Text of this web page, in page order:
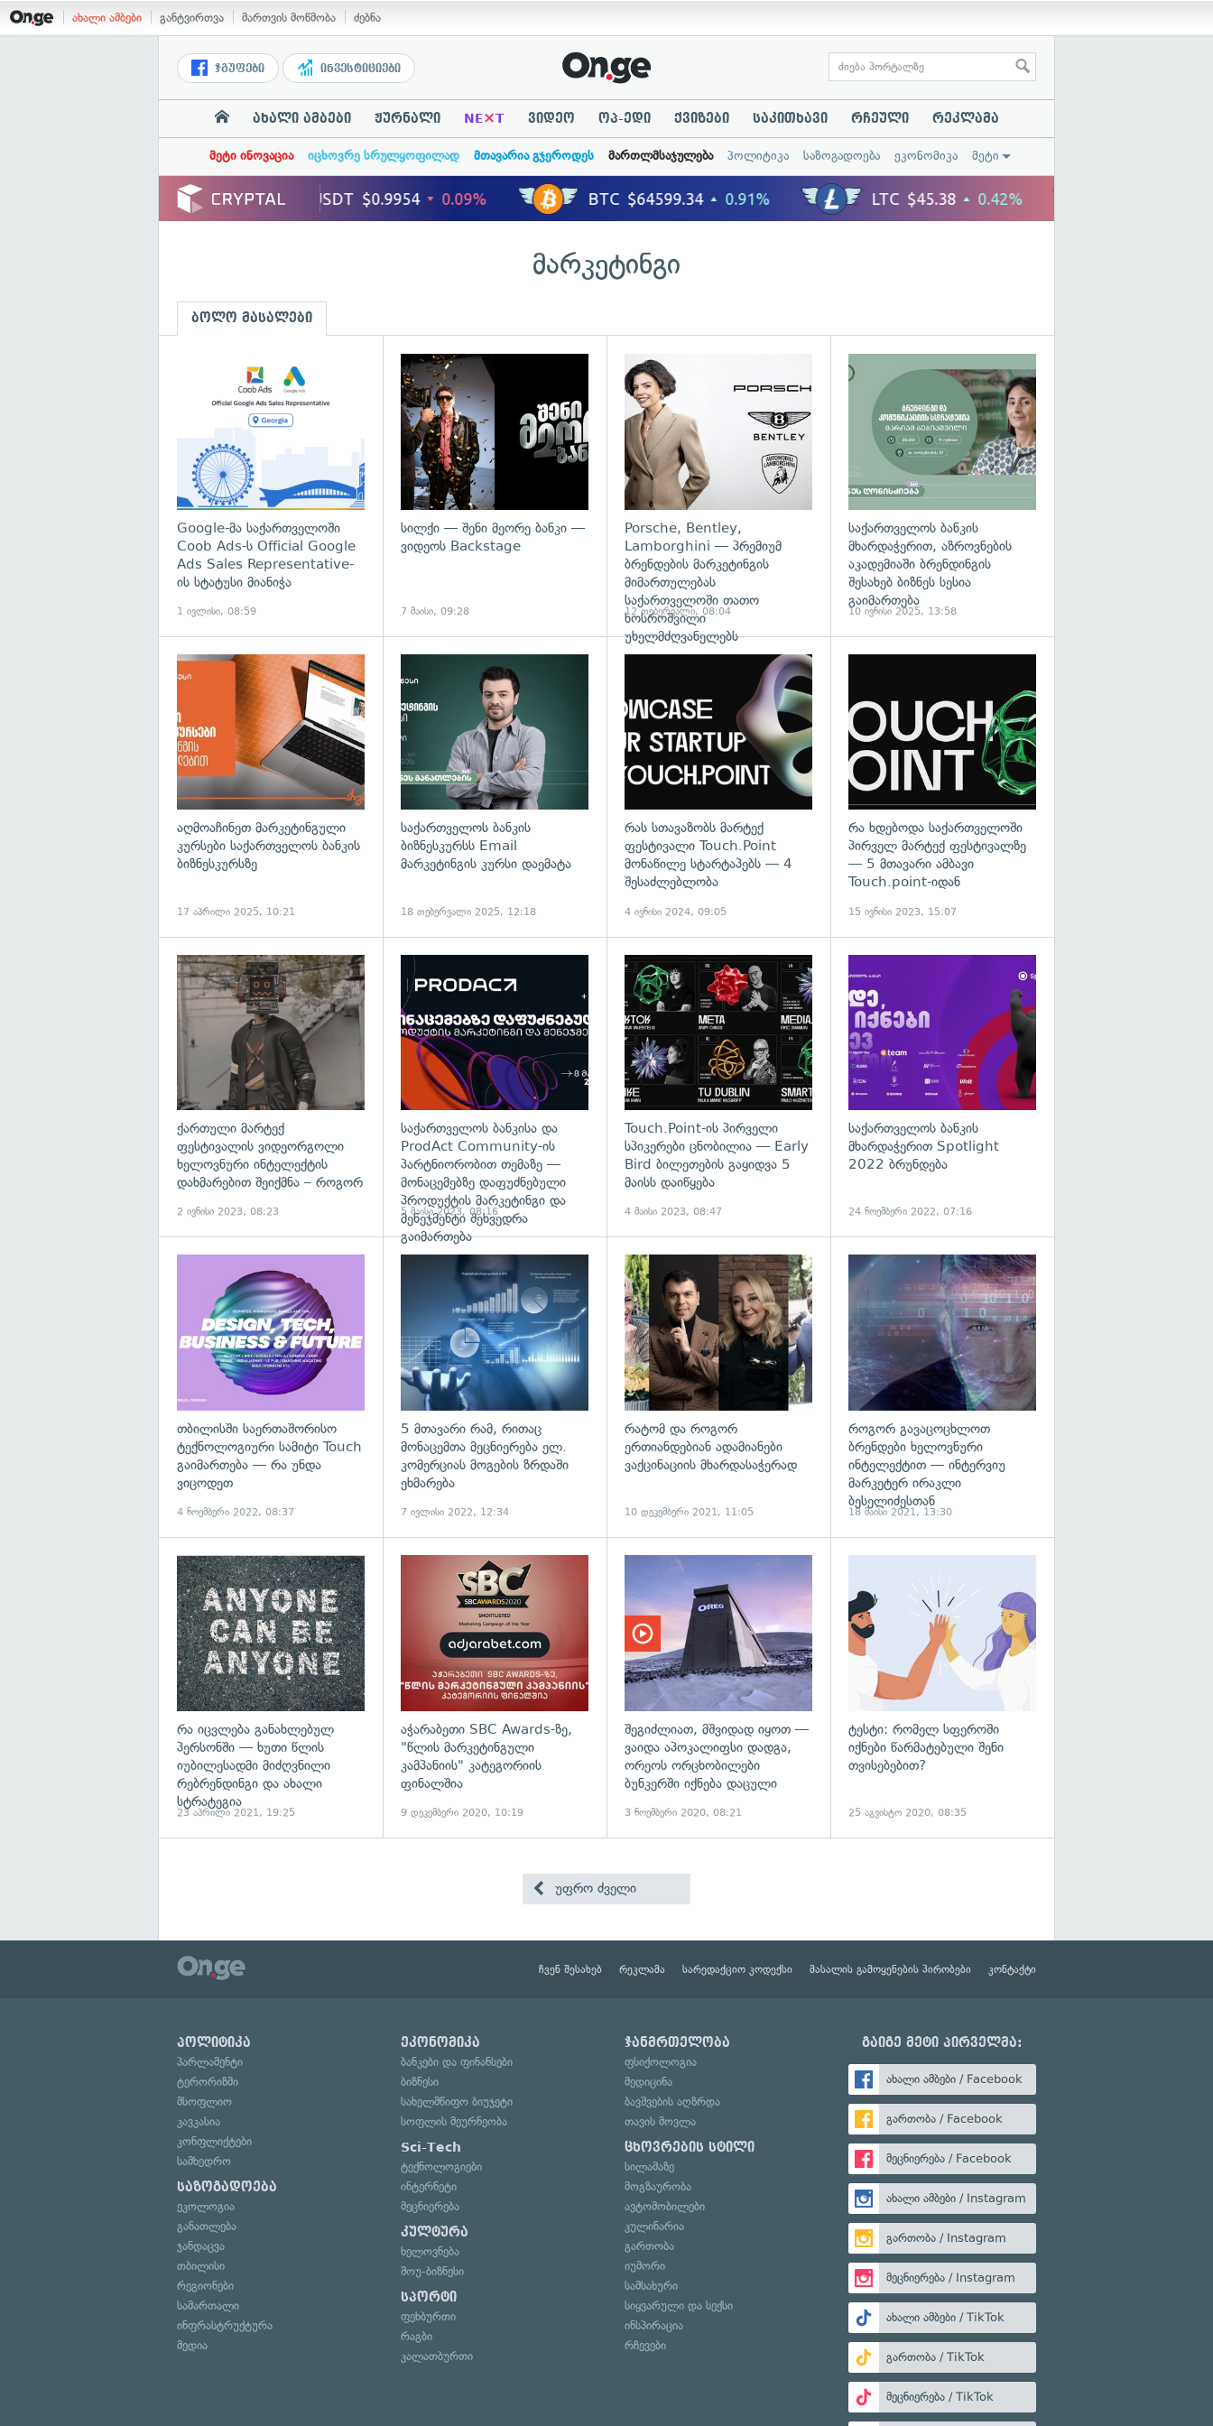
ახალი ამბები განტვირთვა მართვის მოწმობა ძებნა
ჯგუფები ინვესტიციები
ახალი ამბები ჟურნალი NE×T ვიდეო ოპ-ედი ქვიზები საკითხავი რჩეული რეკლამა
მეტი ინოვაცია იცხოვრე სრულყოფილად მთავარია გჯეროდეს მართლმსაჯულება პოლიტიკა საზოგადოება ეკონომიკა მეტი
მარკეტინგი
ბოლო მასალები
Google-მა საქართველოში
Coob Ads-ს Official Google
Ads Sales Representative-
ის სტატუსი მიანიჭა
1 ივლისი, 08:59
სილქი — შენი მეორე ბანკი —
ვიდეოს Backstage
7 მაისი, 09:28
Porsche, Bentley,
Lamborghini — პრემიუმ
ბრენდების მარკეტინგის
მიმართულებას
საქართველოში თათო
ხოსროშვილი
უხელმძღვანელებს
12 თებერვალი, 08:04
საქართველოს ბანკის
მხარდაჭერით, აზროვნების
აკადემიაში ბრენდინგის
შესახებ ბიზნეს სესია
გაიმართება
10 ივნისი 2025, 13:58
აღმოაჩინეთ მარკეტინგული
კურსები საქართველოს ბანკის
ბიზნესკურსზე
17 აპრილი 2025, 10:21
საქართველოს ბანკის
ბიზნესკურსს Email
მარკეტინგის კურსი დაემატა
18 თებერვალი 2025, 12:18
რას სთავაზობს მარტექ
ფესტივალი Touch.Point
მონაწილე სტარტაპებს — 4
შესაძლებლობა
4 ივნისი 2024, 09:05
რა ხდებოდა საქართველოში
პირველ მარტექ ფესტივალზე
— 5 მთავარი ამბავი
Touch.point-იდან
15 ივნისი 2023, 15:07
გადახედვა
ქართული მარტექ
ფესტივალის ვიდეორგოლი
ხელოვნური ინტელექტის
დახმარებით შეიქმნა – როგორ
2 ივნისი 2023, 08:23
საქართველოს ბანკისა და
ProdAct Community-ის
პარტნიორობით თემაზე —
მონაცემებზე დაფუძნებული
პროდუქტის მარკეტინგი და
მენეჯმენტი შეხვედრა
გაიმართება
5 მაისი 2023, 08:16
Touch.Point-ის პირველი
სპიკერები ცნობილია — Early
Bird ბილეთების გაყიდვა 5
მაისს დაიწყება
4 მაისი 2023, 08:47
საქართველოს ბანკის
მხარდაჭერით Spotlight
2022 ბრუნდება
24 ნოემბერი 2022, 07:16
თბილისში საერთაშორისო
ტექნოლოგიური სამიტი Touch
გაიმართება — რა უნდა
ვიცოდეთ
4 ნოემბერი 2022, 08:37
გადახედვა
5 მთავარი რამ, რითაც
მონაცემთა მეცნიერება ელ.
კომერციას მოგების ზრდაში
ეხმარება
7 ივლისი 2022, 12:34
რატომ და როგორ
ერთიანდებიან ადამიანები
ვაქცინაციის მხარდასაჭერად
10 დეკემბერი 2021, 11:05
როგორ გავაცოცხლოთ
ბრენდები ხელოვნური
ინტელექტით — ინტერვიუ
მარკეტერ ირაკლი
ბესელიძესთან
18 მაისი 2021, 13:30
რა იცვლება განახლებულ
პერსონში — ხუთი წლის
იუბილესადმი მიძღვნილი
რებრენდინგი და ახალი
სტრატეგია
23 აპრილი 2021, 19:25
აჭარაბეთი SBC Awards-ზე,
"წლის მარკეტინგული
კამპანიის" კატეგორიის
ფინალშია
9 დეკემბერი 2020, 10:19
შეგიძლიათ, მშვიდად იყოთ —
ვაიდა აპოკალიფსი დადგა,
ორეოს ორცხობილები
ბუნკერში იქნება დაცული
3 ნოემბერი 2020, 08:21
ტესტი: რომელ სფეროში
იქნები წარმატებული შენი
თვისებებით?
25 აგვისტო 2020, 08:35
უფრო ძველი
ჩვენ შესახებ რეკლამა სარედაქციო კოდექსი მასალის გამოყენების პირობები კონტაქტი
პოლიტიკა
პარლამენტი
ტერორიზმი
მსოფლიო
კავკასია
კონფლიქტები
სამხედრო
საზოგადოება
ეკოლოგია
განათლება
ჯანდაცვა
თბილისი
რეგიონები
სამართალი
ინფრასტრუქტურა
მედია
ეკონომიკა
ბანკები და ფინანსები
ბიზნესი
სახელმწიფო ბიუჯეტი
სოფლის მეურნეობა
Sci-Tech
ტექნოლოგიები
ინტერნეტი
მეცნიერება
კულტურა
ხელოვნება
შოუ-ბიზნესი
სპორტი
ფეხბურთი
რაგბი
კალათბურთი
ჯანმრთელობა
ფსიქოლოგია
მედიცინა
ბავშვების აღზრდა
თავის მოვლა
ცხოვრების სტილი
სილამაზე
მოგზაურობა
ავტომობილები
კულინარია
გართობა
იუმორი
სამსახური
სიყვარული და სექსი
ინსპირაცია
რჩევები
გაიგე მეტი პირველმა:
ახალი ამბები / Facebook
გართობა / Facebook
მეცნიერება / Facebook
ახალი ამბები / Instagram
გართობა / Instagram
მეცნიერება / Instagram
ახალი ამბები / TikTok
გართობა / TikTok
მეცნიერება / TikTok